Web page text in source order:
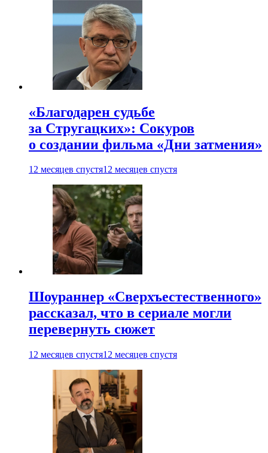
«Благодарен судьбе
за Стругацких»: Сокуров
о создании фильма «Дни затмения»
12 месяцев спустя12 месяцев спустя
Шоураннер «Сверхъестественного»
рассказал, что в сериале могли
перевернуть сюжет
12 месяцев спустя12 месяцев спустя